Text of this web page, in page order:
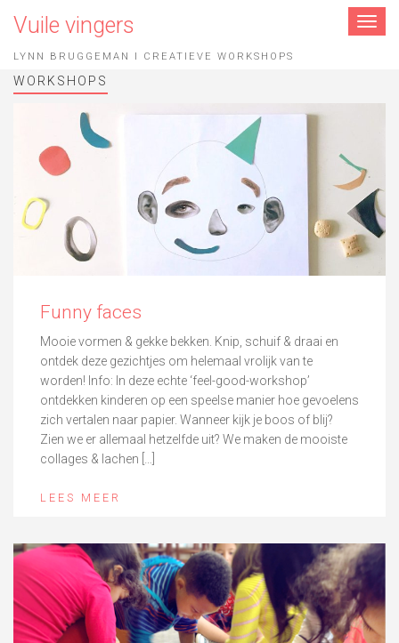
Toggle
Vuile vingers
LYNN BRUGGEMAN I CREATIEVE WORKSHOPS
WORKSHOPS
Funny faces
Mooie vormen & gekke bekken. Knip, schuif & draai en
ontdek deze gezichtjes om helemaal vrolijk van te
worden! Info: In deze echte ‘feel-good-workshop’
ontdekken kinderen op een speelse manier hoe gevoelens
zich vertalen naar papier. Wanneer kijk je boos of blij?
Zien we er allemaal hetzelfde uit? We maken de mooiste
collages & lachen […]
LEES MEER